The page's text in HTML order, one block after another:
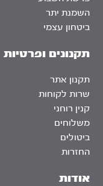
אודות
השמנת יתר
ביטחון עצמי
תקנונים ופרטיות
תקנון אתר
שרות לקוחות
קנין רוחני
משלוחים
ביטולים
החזרות